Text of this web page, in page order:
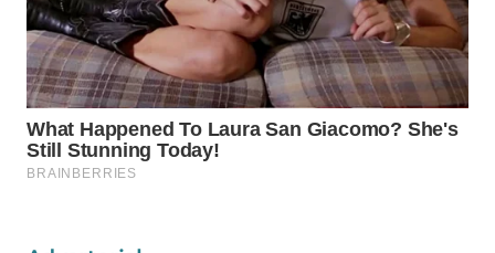
WAHANANEWS
ID
WAHANANEWS
CO ID